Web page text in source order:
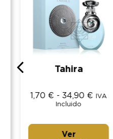
Tahira
1,70€ - 34,90€ IVA
Incluido
Ver